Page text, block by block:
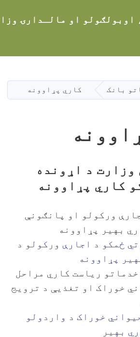
دانګل
اوبولګولو او مالـدارۍ
بانک کاري پړاوونه
وزارت د اړونده
کاري پړاوونه
ورکولو او پانګونې
بهیر پړاوونه
ځمکو د اجارې ورکولو د
پړاوونه
ریاست کاري مراحل
خوراک او تغذیې د ترویج
خوراک د واردولو
بهیر